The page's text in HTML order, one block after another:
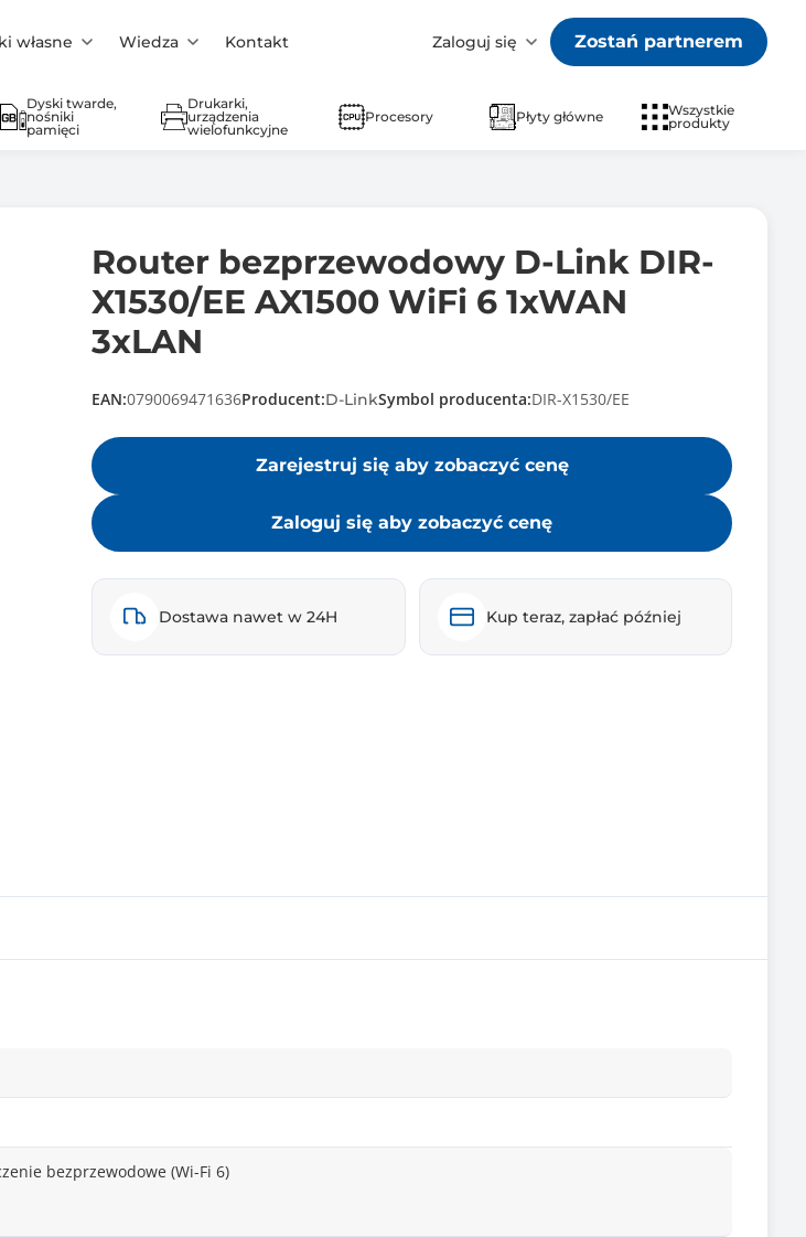
własne Wiedza Kontakt Zaloguj się Zostań partnerem
Dyski twarde,
nośniki
pamięci
Drukarki,
urządzenia
wielofunkcyjne
Procesory Płyty główne
Wszystkie
produkty
Router bezprzewodowy D-Link DIR-
X1530/EE AX1500 WiFi 6 1xWAN
3xLAN
EAN:0790069471636Producent:D-LinkSymbol producenta:DIR-X1530/EE
Zarejestruj się aby zobaczyć cenę
Zaloguj się aby zobaczyć cenę
Dostawa nawet w 24H Kup teraz, zapłać później
bezprzewodowe (Wi-Fi 6)